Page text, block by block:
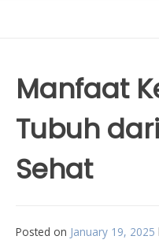
Manfaat
Tubuh
Sehat
Posted on January 19, 2025